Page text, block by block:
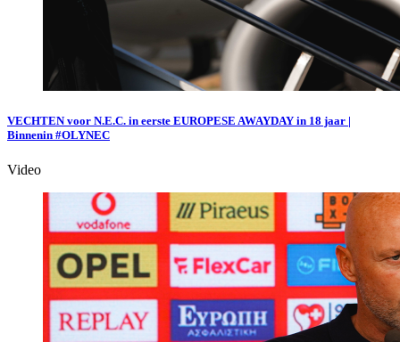
VECHTEN voor N.E.C. in eerste EUROPESE AWAYDAY in 18 jaar |
Binnenin #OLYNEC
Video